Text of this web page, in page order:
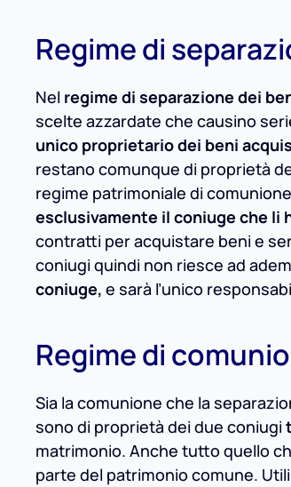
Regime di
Nel regime di separazione dei
scelte azzardate che causino
unico proprietario dei beni
restano comunque di proprietà
regime patrimoniale di
esclusivamente il coniuge che li
contratti per acquistare beni e
coniugi quindi non riesce ad
coniuge, e sarà l’unico
Regime di
Sia la comunione che la
sono di proprietà dei due coniugi
matrimonio. Anche tutto quello
parte del patrimonio comune.